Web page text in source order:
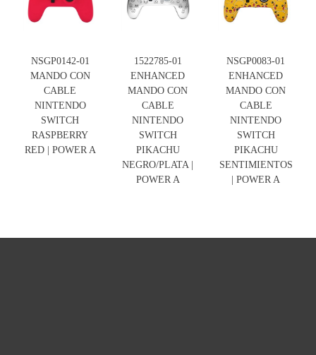
NSGP0142-01
MANDO CON
CABLE
NINTENDO
SWITCH
RASPBERRY
RED | POWER A
1522785-01
ENHANCED
MANDO CON
CABLE
NINTENDO
SWITCH
PIKACHU
NEGRO/PLATA |
POWER A
NSGP0083-01
ENHANCED
MANDO CON
CABLE
NINTENDO
SWITCH
PIKACHU
SENTIMIENTOS
| POWER A